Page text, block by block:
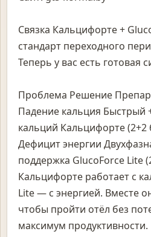
Связка Кальцифорте +
стандарт переходного
Теперь у вас есть готовая
Проблема Решение
Падение кальция Быстрый
кальций Кальцифорте (2+2
Дефицит энергии
поддержка GlucoForce Lite
Кальцифорте работает с
Lite — с энергией. Вместе
чтобы пройти отёл без
максимум продуктивности.